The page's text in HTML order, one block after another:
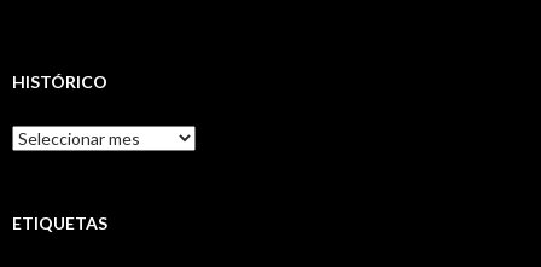
HISTÓRICO
Histórico
ETIQUETAS